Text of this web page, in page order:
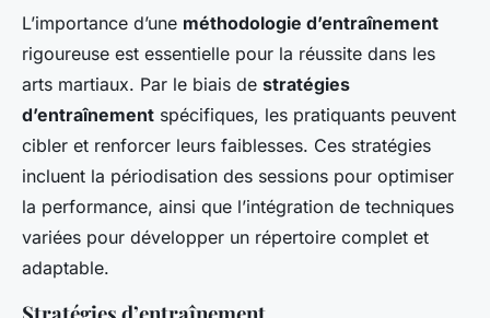
L’importance d’une méthodologie d’entraînement
rigoureuse est essentielle pour la réussite dans les
arts martiaux. Par le biais de stratégies
d’entraînement spécifiques, les pratiquants peuvent
cibler et renforcer leurs faiblesses. Ces stratégies
incluent la périodisation des sessions pour optimiser
la performance, ainsi que l’intégration de techniques
variées pour développer un répertoire complet et
adaptable.